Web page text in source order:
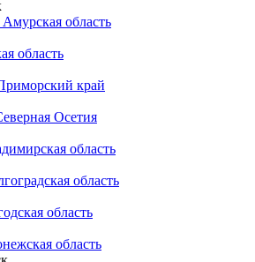
область
область
край
Осетия
область
область
область
область